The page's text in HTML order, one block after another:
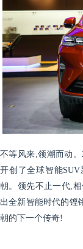
不等风来,领潮而动
开创了全球智能
朝。领先不止一代,
出全新智能时代的铿
朝的下一个传奇!